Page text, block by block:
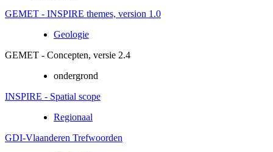
GEMET - INSPIRE themes, version 1.0
Geologie
GEMET - Concepten, versie 2.4
ondergrond
INSPIRE - Spatial scope
Regionaal
GDI-Vlaanderen Trefwoorden